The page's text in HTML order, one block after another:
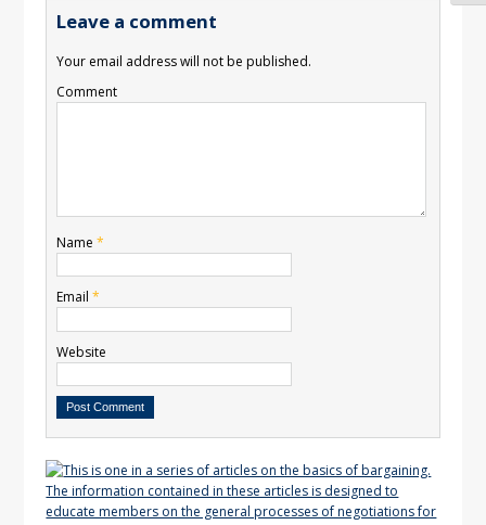
Leave a comment
Your email address will not be published.
Comment
Name*
Email*
Website